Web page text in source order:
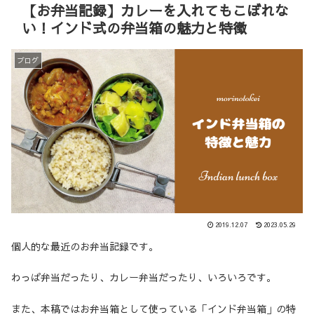
【お弁当記録】カレーを入れてもこぼれな
い！インド式の弁当箱の魅力と特徴
ブログ
2019.12.07 2023.05.29
個人的な最近のお弁当記録です。
わっぱ弁当だったり、カレー弁当だったり、いろいろです。
また、本稿ではお弁当箱として使っている「インド弁当箱」の特